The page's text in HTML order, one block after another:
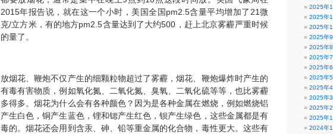
2015年报告说，就在这一个小时，美国全国pm2.5含量平均增加了21微
克/立方米，有的地方pm2.5含量达到了大约500，赶上北京雾霾严重时候
的量了。
放烟花、鞭炮不仅产生的细颗粒物超过了雾霾，烟花、鞭炮爆炸时产生的
有毒有害物质，例如氧化氮、二氧化氮、臭氧、二氧化硫等等，也比雾霾
多得多。烟花为什么会有各种颜色？因为是各种金属在燃烧，例如燃烧铝
产生白色，铜产生蓝色，锂和锶产生红色，钡产生绿色，这些金属都是有
毒的。烟花还会用到含汞、砷、铅等重金属的化合物，毒性更大。这些有
2025年
2025年
2025年
2025年9
2025年8
2025年7
2025年6
2025年5
2025年4
2025年3
2025年2
2025年1
2024年